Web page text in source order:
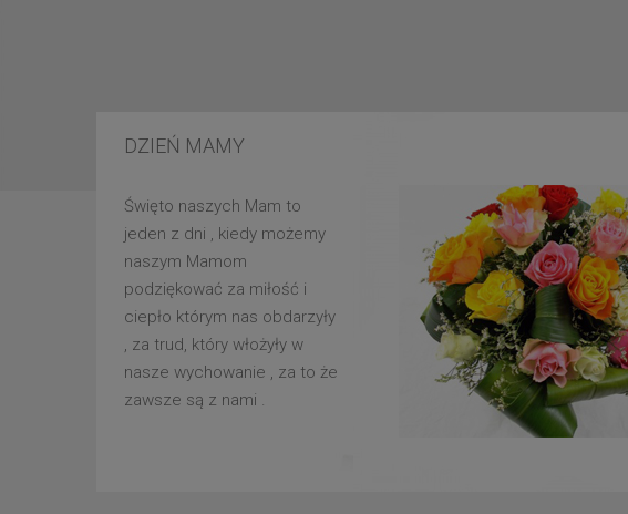
DZIEŃ MAMY
Święto naszych Mam to
jeden z dni , kiedy możemy
naszym Mamom
podziękować za miłość i
ciepło którym nas obdarzyły
, za trud, który włożyły w
nasze wychowanie , za to że
zawsze są z nami .